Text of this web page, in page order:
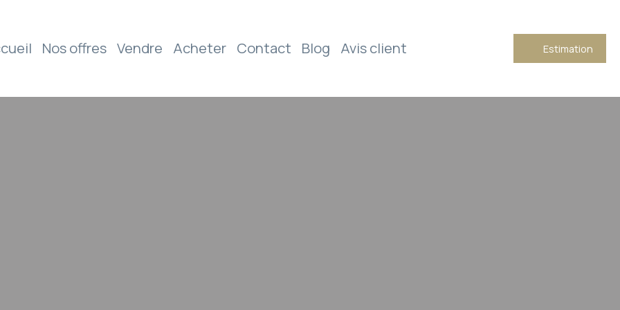
Nos offres Vendre Acheter Contact Blog Avis client Estimation